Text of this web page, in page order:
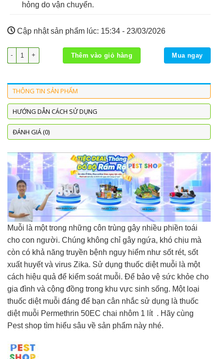
hỏng do vận chuyển.
Cập nhật sản phẩm lúc: 15:34 - 23/03/2026
Permethrin 50EC chai nhôm 1 lít số lượng
Thêm vào giỏ hàng Mua ngay
THÔNG TIN SẢN PHẨM
HƯỚNG DẪN CÁCH SỬ DỤNG
ĐÁNH GIÁ (0)
Muỗi là một trong những côn trùng gây nhiều phiền toái
cho con người. Chúng không chỉ gây ngứa, khó chịu mà
còn có khả năng truyền bệnh nguy hiểm như sốt rét, sốt
xuất huyết và virus Zika. Sử dụng thuốc diệt muỗi là một
cách hiệu quả để kiểm soát muỗi. Để bảo vệ sức khỏe cho
gia đình và cộng đồng trong khu vực sinh sống. Một loại
thuốc diệt muỗi đáng để bạn cân nhắc sử dụng là thuốc
diệt muỗi Permethrin 50EC chai nhôm 1 lít . Hãy cùng
Pest shop tìm hiểu sâu về sản phẩm này nhé.